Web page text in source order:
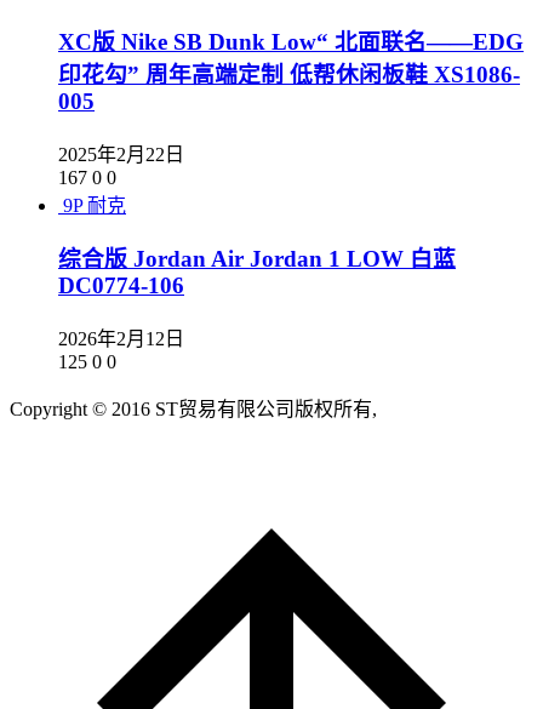
XC版 Nike SB Dunk Low“ 北面联名——EDG
印花勾” 周年高端定制 低帮休闲板鞋 XS1086-
005
2025年2月22日
167 0 0
9P 耐克
综合版 Jordan Air Jordan 1 LOW 白蓝
DC0774-106
2026年2月12日
125 0 0
Copyright © 2016 ST贸易有限公司版权所有,